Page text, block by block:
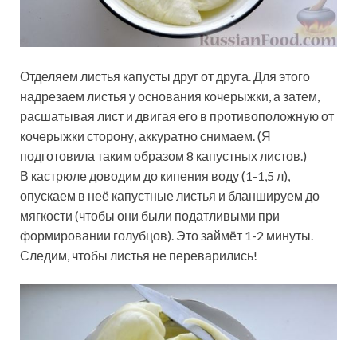
Отделяем листья капусты друг от друга. Для этого
надрезаем листья у основания кочерыжки, а затем,
расшатывая лист и двигая его в противоположную от
кочерыжки сторону, аккуратно снимаем. (Я
подготовила таким образом 8 капустных листов.)
В кастрюле доводим до кипения воду (1-1,5 л),
опускаем в неё капустные листья и бланшируем до
мягкости (чтобы они были податливыми при
формировании голубцов). Это займёт 1-2 минуты.
Следим, чтобы листья не переварились!